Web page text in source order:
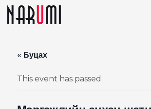
« Буцах
This event has passed.